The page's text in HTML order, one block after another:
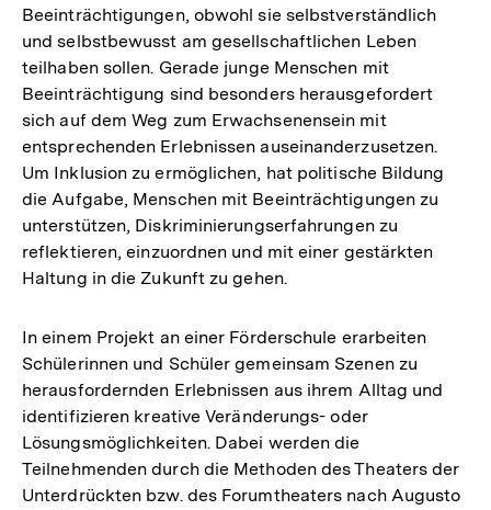
Beeinträchtigungen, obwohl sie selbstverständlich
und selbstbewusst am gesellschaftlichen Leben
teilhaben sollen. Gerade junge Menschen mit
Beeinträchtigung sind besonders herausgefordert
sich auf dem Weg zum Erwachsenensein mit
entsprechenden Erlebnissen auseinanderzusetzen.
Um Inklusion zu ermöglichen, hat politische Bildung
die Aufgabe, Menschen mit Beeinträchtigungen zu
unterstützen, Diskriminierungserfahrungen zu
reflektieren, einzuordnen und mit einer gestärkten
Haltung in die Zukunft zu gehen.
In einem Projekt an einer Förderschule erarbeiten
Schülerinnen und Schüler gemeinsam Szenen zu
herausfordernden Erlebnissen aus ihrem Alltag und
identifizieren kreative Veränderungs- oder
Lösungsmöglichkeiten. Dabei werden die
Teilnehmenden durch die Methoden des Theaters der
Unterdrückten bzw. des Forumtheaters nach Augusto